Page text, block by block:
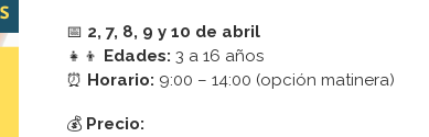
📅 2, 7, 8, 9 y 10 de abril
👧👦
Edades: 3 a 16 años
⏰ Horario: 9:00 – 14:00 (opción matinera)
💰 Precio: